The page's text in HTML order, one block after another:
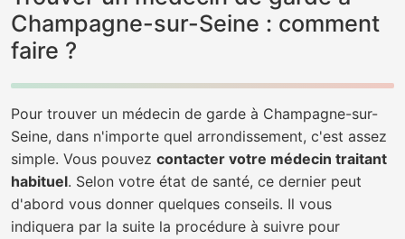
Champagne-sur-Seine : comment
faire ?
Pour trouver un médecin de garde à Champagne-sur-
Seine, dans n'importe quel arrondissement, c'est assez
simple. Vous pouvez contacter votre médecin traitant
habituel. Selon votre état de santé, ce dernier peut
d'abord vous donner quelques conseils. Il vous
indiquera par la suite la procédure à suivre pour